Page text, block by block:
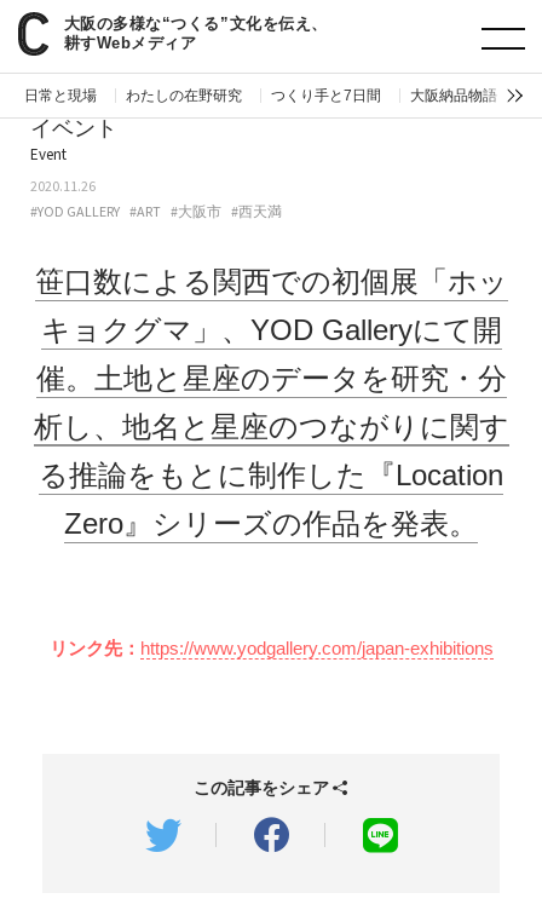
大阪の多様な“つくる”文化を伝え、
耕すWebメディア
日常と現場 わたしの在野研究 つくり手と7日間 大阪納品物語
paperC 今週のイベント
イベント
Event
2020.11.26
#YOD GALLERY #ART #大阪市 #西天満
笹口数による関西での初個展「ホッ
キョクグマ」、YOD Galleryにて開
催。土地と星座のデータを研究・分
析し、地名と星座のつながりに関す
る推論をもとに制作した『Location
Zero』シリーズの作品を発表。
リンク先： https://www.yodgallery.com/japan-exhibitions
この記事をシェア